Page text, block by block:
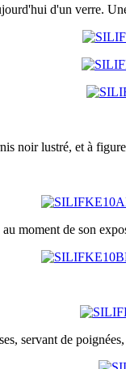
d'un verre.
noir lustré, et à
moment de son
servant de